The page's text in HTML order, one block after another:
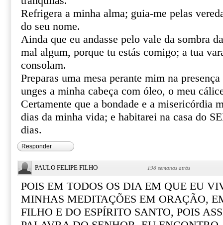
Refrigera a minha alma; guia-me pelas
do seu nome.
Ainda que eu andasse pelo vale da sombra
mal algum, porque tu estás comigo; a tua
consolam.
Preparas uma mesa perante mim na
unges a minha cabeça com óleo, o meu
Certamente que a bondade e a misericórdia
dias da minha vida; e habitarei na casa do
dias.
Responder
PAULO FELIPE FILHO · 198 semanas atrás
POIS EM TODOS OS DIA EM QUE EU
MINHAS MEDITAÇÕES EM ORAÇÃO,
FILHO E DO ESPÍRITO SANTO, POIS